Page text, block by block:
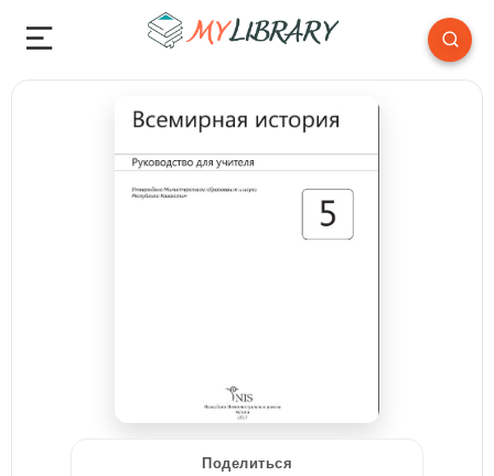
Поделиться